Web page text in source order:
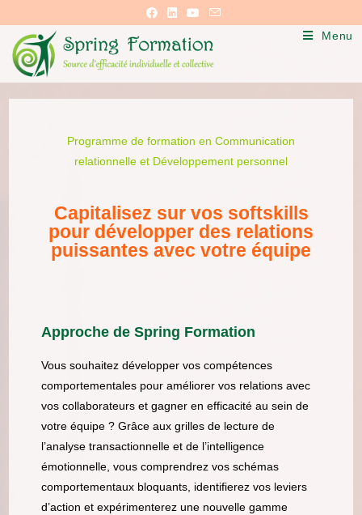
Menu
Programme de formation en Communication
relationnelle et Développement personnel
Capitalisez sur vos softskills
pour développer des relations
puissantes avec votre équipe
Approche de Spring Formation
Vous souhaitez développer vos compétences
comportementales pour améliorer vos relations avec
vos collaborateurs et gagner en efficacité au sein de
votre équipe ? Grâce aux grilles de lecture de
l’analyse transactionnelle et de l’intelligence
émotionnelle, vous comprendrez vos schémas
comportementaux bloquants, identifierez vos leviers
d’action et expérimenterez une nouvelle gamme